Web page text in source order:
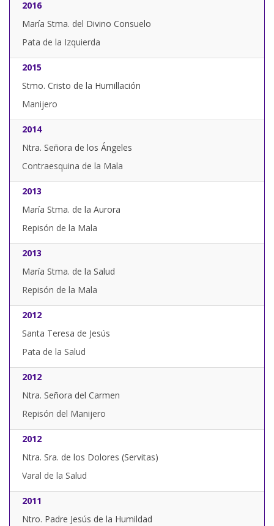
2016
María Stma. del Divino Consuelo
Pata de la Izquierda
2015
Stmo. Cristo de la Humillación
Manijero
2014
Ntra. Señora de los Ángeles
Contraesquina de la Mala
2013
María Stma. de la Aurora
Repisón de la Mala
2013
María Stma. de la Salud
Repisón de la Mala
2012
Santa Teresa de Jesús
Pata de la Salud
2012
Ntra. Señora del Carmen
Repisón del Manijero
2012
Ntra. Sra. de los Dolores (Servitas)
Varal de la Salud
2011
Ntro. Padre Jesús de la Humildad